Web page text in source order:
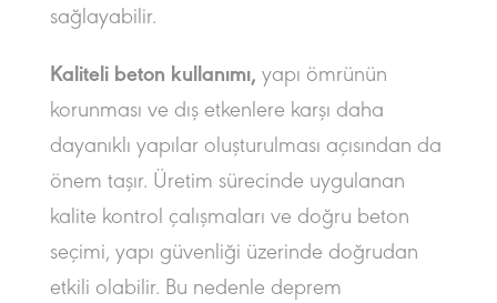
sağlayabilir.
Kaliteli beton kullanımı, yapı ömrünün
korunması ve dış etkenlere karşı daha
dayanıklı yapılar oluşturulması açısından da
önem taşır. Üretim sürecinde uygulanan
kalite kontrol çalışmaları ve doğru beton
seçimi, yapı güvenliği üzerinde doğrudan
etkili olabilir. Bu nedenle deprem